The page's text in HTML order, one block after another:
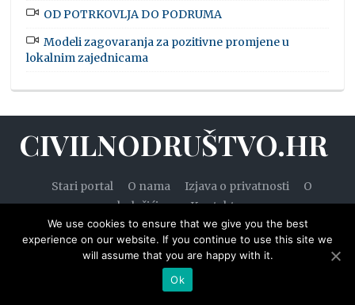
OD POTRKOVLJA DO PODRUMA
Modeli zagovaranja za pozitivne promjene u
lokalnim zajednicama
CIVILNODRUŠTVO.HR
Stari portal O nama Izjava o privatnosti
O
kolačićima
Kontakt
© 2020. — Civilnodruštvo.hr. Sva prava pridržana.
Designed by
We use cookies to ensure that we give you the best
experience on our website. If you continue to use this site we
will assume that you are happy with it.
Ok